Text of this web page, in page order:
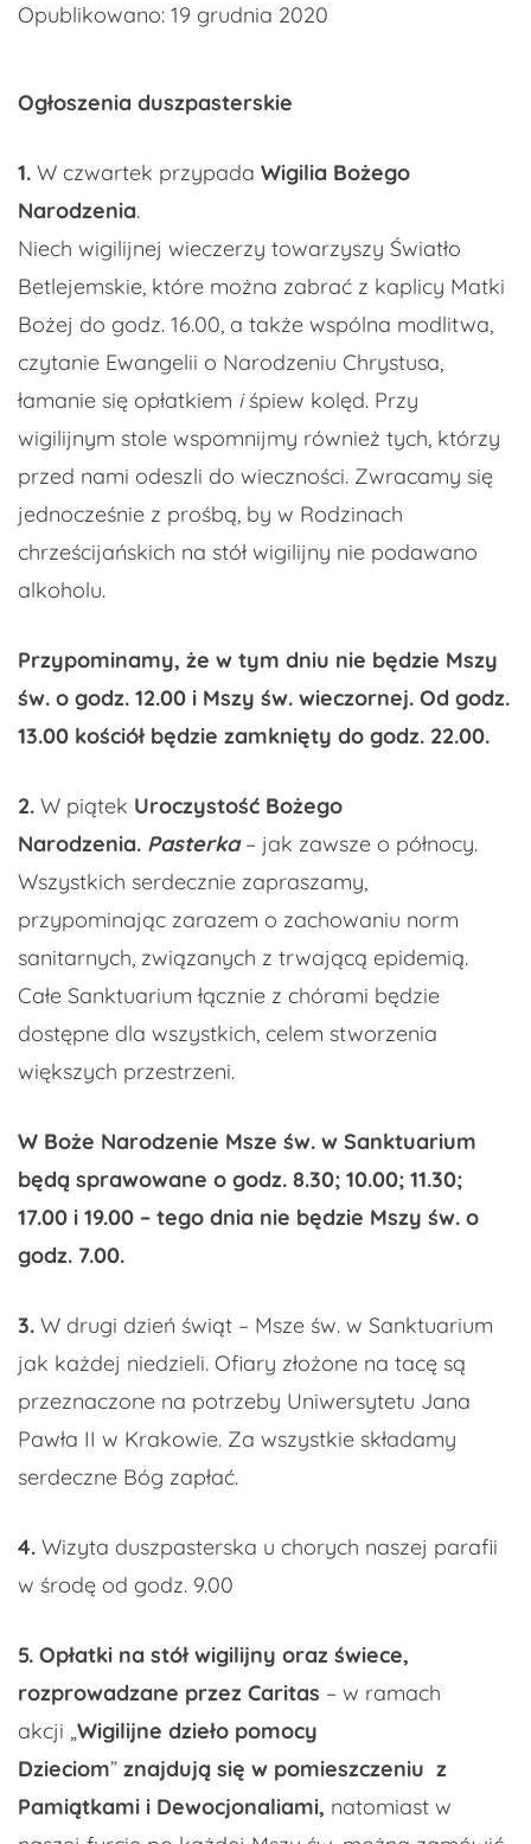
Opublikowano: 19 grudnia 2020
Ogłoszenia duszpasterskie
1. W czwartek przypada Wigilia Bożego
Narodzenia.
Niech wigilijnej wieczerzy towarzyszy Światło
Betlejemskie, które można zabrać z kaplicy Matki
Bożej do godz. 16.00, a także wspólna modlitwa,
czytanie Ewangelii o Narodzeniu Chrystusa,
łamanie się opłatkiem iśpiew kolęd. Przy
wigilijnym stole wspomnijmy również tych, którzy
przed nami odeszli do wieczności. Zwracamy się
jednocześnie z prośbą, by w Rodzinach
chrześcijańskich na stół wigilijny nie podawano
alkoholu.
Przypominamy, że w tym dniu nie będzie Mszy
św. o godz. 12.00 i Mszy św. wieczornej. Od godz.
13.00 kościół będzie zamknięty do godz. 22.00.
2. W piątek Uroczystość Bożego
Narodzenia. Pasterka– jak zawsze o północy.
Wszystkich serdecznie zapraszamy,
przypominając zarazem o zachowaniu norm
sanitarnych, związanych z trwającą epidemią.
Całe Sanktuarium łącznie z chórami będzie
dostępne dla wszystkich, celem stworzenia
większych przestrzeni.
W Boże Narodzenie Msze św. w Sanktuarium
będą sprawowane o godz. 8.30; 10.00; 11.30;
17.00 i 19.00 – tego dnia nie będzie Mszy św. o
godz. 7.00.
3. W drugi dzień świąt – Msze św. w Sanktuarium
jak każdej niedzieli. Ofiary złożone na tacę są
przeznaczone na potrzeby Uniwersytetu Jana
Pawła II w Krakowie. Za wszystkie składamy
serdeczne Bóg zapłać.
4. Wizyta duszpasterska u chorych naszej parafii
w środę od godz. 9.00
5. Opłatki na stół wigilijny oraz świece,
rozprowadzane przez Caritas – w ramach
akcji „Wigilijne dzieło pomocy
Dzieciom” znajdują się w pomieszczeniu z
Pamiątkami i Dewocjonaliami, natomiast w